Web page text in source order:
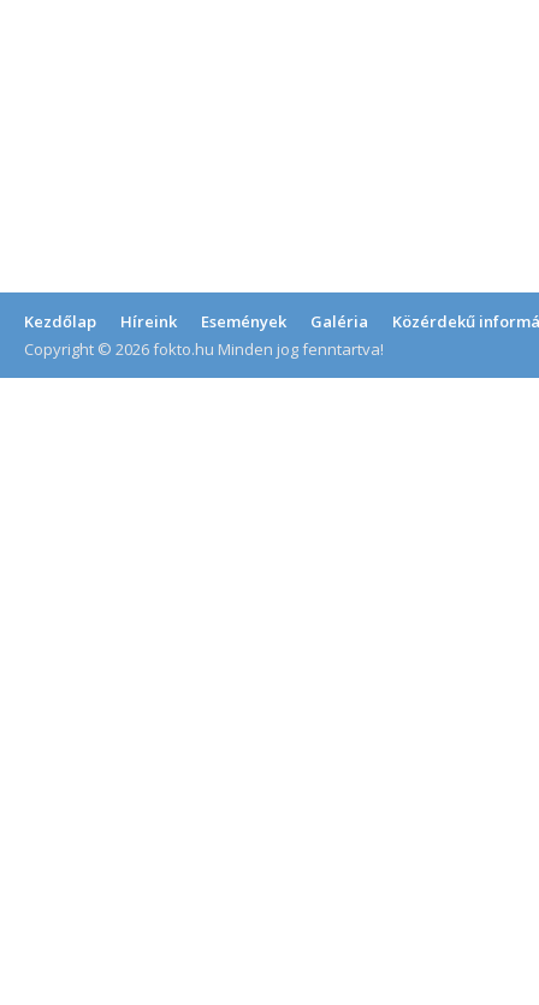
Kezdőlap Híreink Események Galéria
Közérdekű
Copyright © 2026 fokto.hu Minden jog fenntartva!